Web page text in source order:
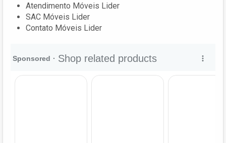
Atendimento Móveis Lider
SAC Móveis Lider
Contato Móveis Lider